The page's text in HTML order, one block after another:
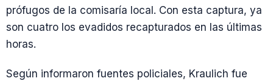
prófugos de la comisaría local. Con esta captura, ya
son cuatro los evadidos recapturados en las últimas
horas.
Según informaron fuentes policiales, Kraulich fue